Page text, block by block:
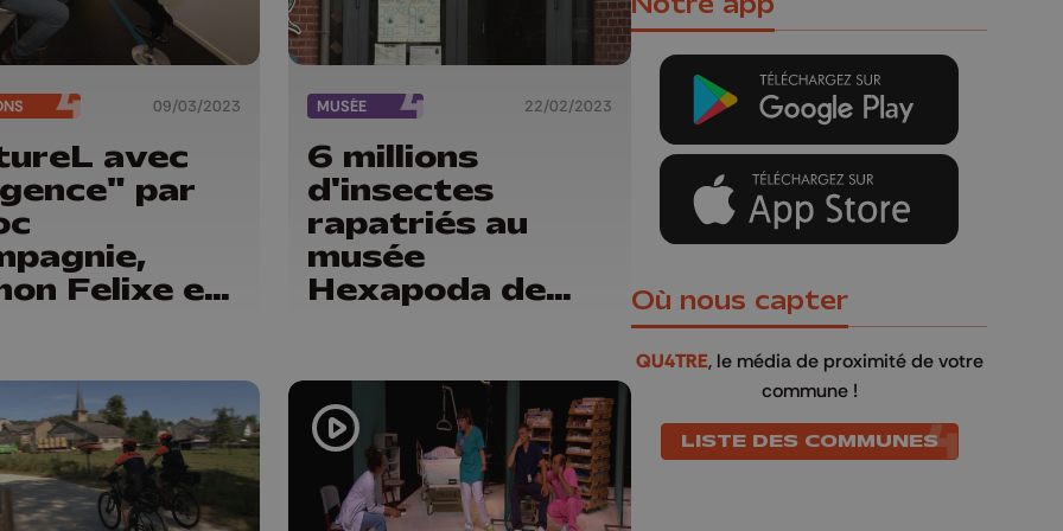
09/03/2023
avec
par
Felixe et
MUSÉE 22/02/2023
6 millions
d'insectes
rapatriés au
musée
Hexapoda de
Où nous capter
QU4TRE, le média de proximité de votre
commune !
LISTE DES COMMUNES